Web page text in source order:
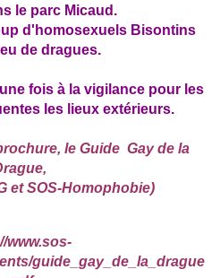
le parc Micaud.
d'homosexuels Bisontins
de dragues.
fois à la vigilance pour les
les lieux extérieurs.
le Guide Gay de la
et SOS-Homophobie)
www.sos-
guide_gay_de_la_drague